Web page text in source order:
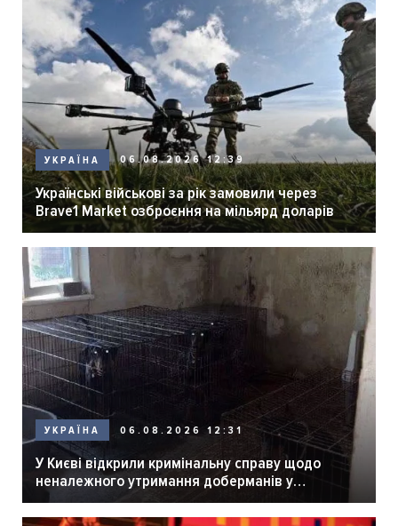
УКРАЇНА 06.08.2026 12:39
Українські військові за рік замовили через
Brave1 Market озброєння на мільярд доларів
УКРАЇНА 06.08.2026 12:31
У Києві відкрили кримінальну справу щодо
неналежного утримання доберманів у
розпліднику